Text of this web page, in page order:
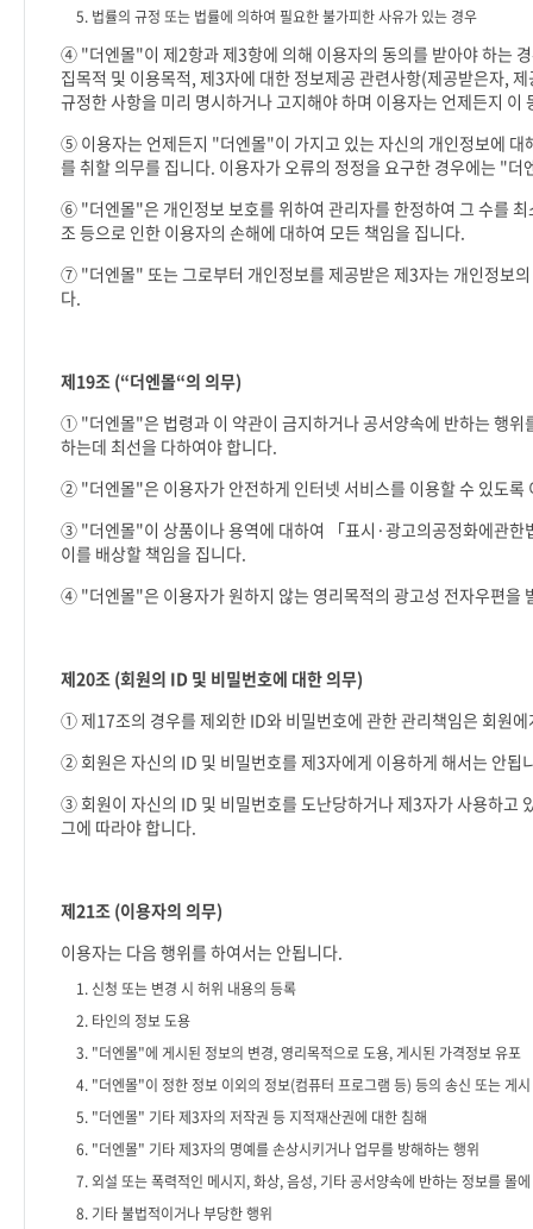
5. 법률의 규정 또는 법률에 의하여 필요한 불가피한 사유가 있는 경우
④ "더엔몰"이 제2항과 제3항에 의해 이용자의 동의를 받아야 하는
집목적 및 이용목적, 제3자에 대한 정보제공 관련사항(제공받은자, 제
규정한 사항을 미리 명시하거나 고지해야 하며 이용자는 언제든지 이
⑤ 이용자는 언제든지 "더엔몰"이 가지고 있는 자신의 개인정보에
를 취할 의무를 집니다. 이용자가 오류의 정정을 요구한 경우에는 "더
⑥ "더엔몰"은 개인정보 보호를 위하여 관리자를 한정하여 그 수를
조 등으로 인한 이용자의 손해에 대하여 모든 책임을 집니다.
⑦ "더엔몰" 또는 그로부터 개인정보를 제공받은 제3자는 개인정보
다.
제19조 (“더엔몰“의 의무)
① "더엔몰"은 법령과 이 약관이 금지하거나 공서양속에 반하는 행
하는데 최선을 다하여야 합니다.
② "더엔몰"은 이용자가 안전하게 인터넷 서비스를 이용할 수 있도록
③ "더엔몰"이 상품이나 용역에 대하여 「표시 ·광고의공정화에관한
이를 배상할 책임을 집니다.
④ "더엔몰"은 이용자가 원하지 않는 영리목적의 광고성 전자우편을
제20조 (회원의 ID 및 비밀번호에 대한 의무)
① 제17조의 경우를 제외한 ID와 비밀번호에 관한 관리책임은 회원
② 회원은 자신의 ID 및 비밀번호를 제3자에게 이용하게 해서는 안됩
③ 회원이 자신의 ID 및 비밀번호를 도난당하거나 제3자가 사용하고
그에 따라야 합니다.
제21조 (이용자의 의무)
이용자는 다음 행위를 하여서는 안됩니다.
1. 신청 또는 변경 시 허위 내용의 등록
2. 타인의 정보 도용
3. "더엔몰"에 게시된 정보의 변경,영리목적으로 도용,게시된 가격정보 유포
4. "더엔몰"이 정한 정보 이외의 정보(컴퓨터 프로그램 등)등의 송신 또는 게시
5. "더엔몰" 기타 제3자의 저작권 등 지적재산권에 대한 침해
6. "더엔몰" 기타 제3자의 명예를 손상시키거나 업무를 방해하는 행위
7.외설 또는 폭력적인 메시지,화상,음성, 기타 공서양속에 반하는 정보를 몰
8. 기타 불법적이거나 부당한 행위